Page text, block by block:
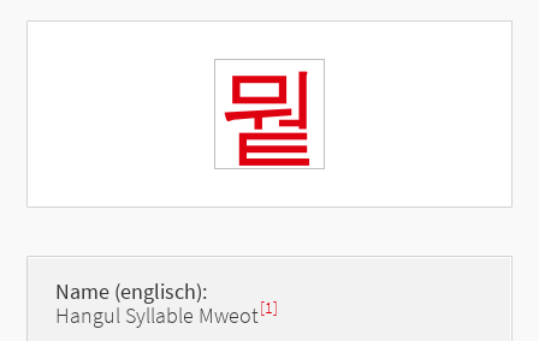
뭩
Name (englisch):
Hangul Syllable Mweot[1]